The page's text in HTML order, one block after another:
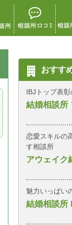
おすす
IBJトップ表
結婚相談所
恋愛スキルの
す相談所
アウェイク
魅力いっぱい
結婚相談所